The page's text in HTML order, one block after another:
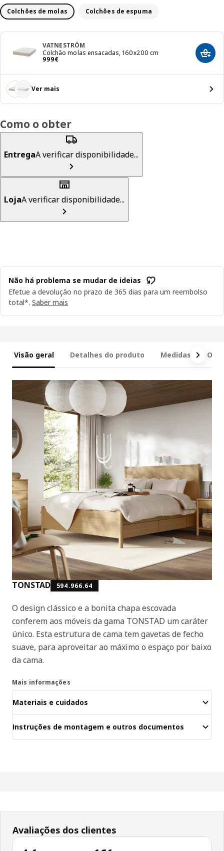
Colchões de molas Colchões de espuma
VATNESTRÖM
Colchão molas ensacadas, 160x200 cm
999€
Preço 999€
Ver mais
Como o obter
EntregaA verificar disponibilidade...
LojaA verificar disponibilidade...
Não há problema se mudar de ideias
Efetue a devolução no prazo de 365 dias para um reembolso
total*. Saber mais
Visão geral Detalhes do produto Medidas O
TONSTAD 594.966.64
O design clássico e a bonita chapa escovada
conferem aos móveis da gama TONSTAD um caráter
único. Esta estrutura de cama tem gavetas de fecho
suave, para aproveitar ao máximo o espaço por baixo
da cama.
Mais informações
Materiais e cuidados
Instruções de montagem e outros documentos
Avaliações dos clientes